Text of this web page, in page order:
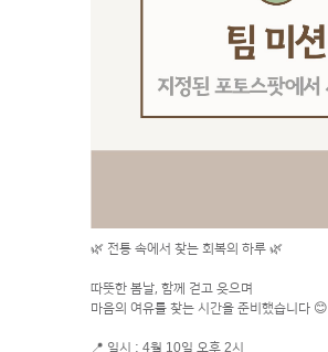
🌿 전통 속에서 찾는 회복의 하루 🌿
따뜻한 봄날, 함께 걷고 웃으며
마음의 여유를 찾는 시간을 준비했습니다 😊
📍 일시 : 4월 10일 오후 2시